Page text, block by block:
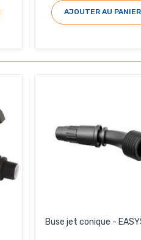
AJOUTER AU PANIER
Buse jet conique -